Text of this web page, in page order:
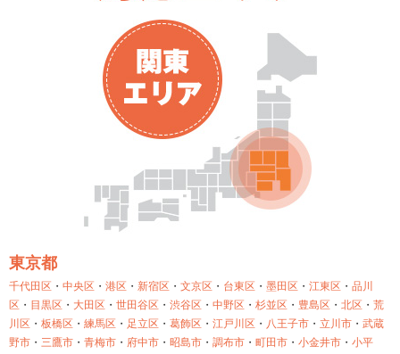
東京都
千代田区 ・ 中央区 ・ 港区 ・ 新宿区 ・ 文京区 ・ 台東区 ・ 墨田区 ・ 江東区 ・ 品川
区 ・ 目黒区 ・ 大田区 ・ 世田谷区 ・ 渋谷区 ・ 中野区 ・ 杉並区 ・ 豊島区 ・ 北区 ・ 荒
川区 ・ 板橋区 ・ 練馬区 ・ 足立区 ・ 葛飾区 ・ 江戸川区 ・ 八王子市 ・ 立川市 ・ 武蔵
野市 ・ 三鷹市 ・ 青梅市 ・ 府中市 ・ 昭島市 ・ 調布市 ・ 町田市 ・ 小金井市 ・ 小平